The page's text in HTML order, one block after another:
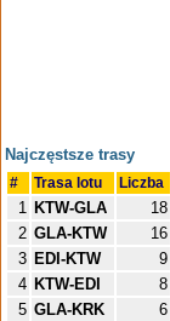
Najczęstsze trasy
# Trasa lotu Liczba
1 KTW-GLA 18
2 GLA-KTW 16
3 EDI-KTW 9
4 KTW-EDI 8
5 GLA-KRK 6